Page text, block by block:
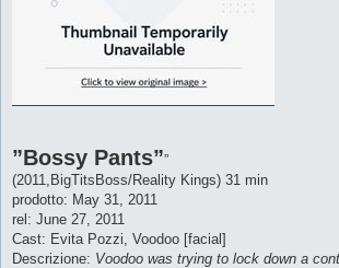
”Bossy Pants””
(2011,BigTitsBoss/Reality Kings) 31 min
prodotto: May 31, 2011
rel: June 27, 2011
Cast: Evita Pozzi, Voodoo [facial]
Descrizione: Voodoo was trying to lock down a